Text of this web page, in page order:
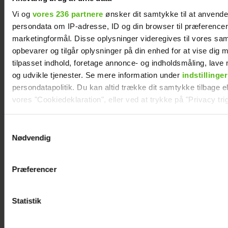
Vi og vores 236 partnere ønsker dit samtykke til at
persondata om IP-adresse, ID og din browser til
marketingformål. Disse oplysninger videregives til vores
opbevarer og tilgår oplysninger på din enhed for at vise dig
tilpasset indhold, foretage annonce- og indholdsmåling, lave
og udvikle tjenester. Se mere information under indstillinger
persondatapolitik. Du kan altid trække dit samtykke tilbage
vores "Cookiedeklaration", eller ved at trykke på "Privacy
Vi anvender egne cookies og cookies fra tredjeparter til at
generere statistik og huske dine præferencer samt til brug
Nødvendig
Præferencer
Statistik
Martinusen og
Daniel Lazrak har
datet i skjul
være far til to:
Deler nyt
perspektiv på livet